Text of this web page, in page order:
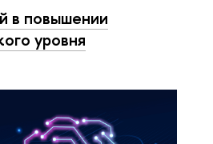
в повышении
уровня